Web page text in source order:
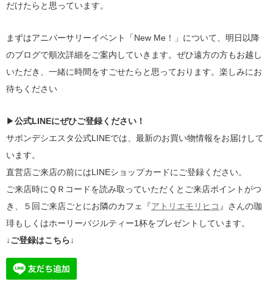
だけたらと思っています。
まずはアニバーサリーイベント「New Me！」について、明日以降
のブログで順次詳細をご案内していきます。ぜひ遠方の方もお越し
いただき、一緒に時間をすごせたらと思っております。楽しみにお
待ちください
▶公式LINEにぜひご登録ください！
サボンデシエスタ公式LINEでは、最新のお買い物情報をお届けして
います。
直営店ご来店の前にはLINEショップカードにご登録ください。
ご来店時にＱＲコードを読み取っていただくとご来店ポイントがつ
き、５回ご来店ごとにお隣のカフェ『アトリエモリヒコ 』さんの珈
琲もしくはホーリーバジルティー1杯をプレゼントしています。
↓ご登録はこちら↓